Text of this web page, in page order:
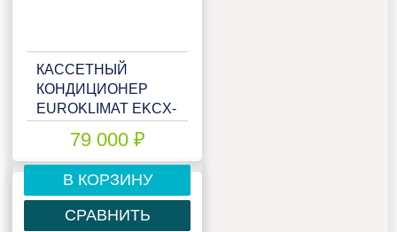
КАССЕТНЫЙ
КОНДИЦИОНЕР
EUROKLIMAT EKCX-
50HNN/EKA-CCX
79 000 ₽
В КОРЗИНУ
СРАВНИТЬ